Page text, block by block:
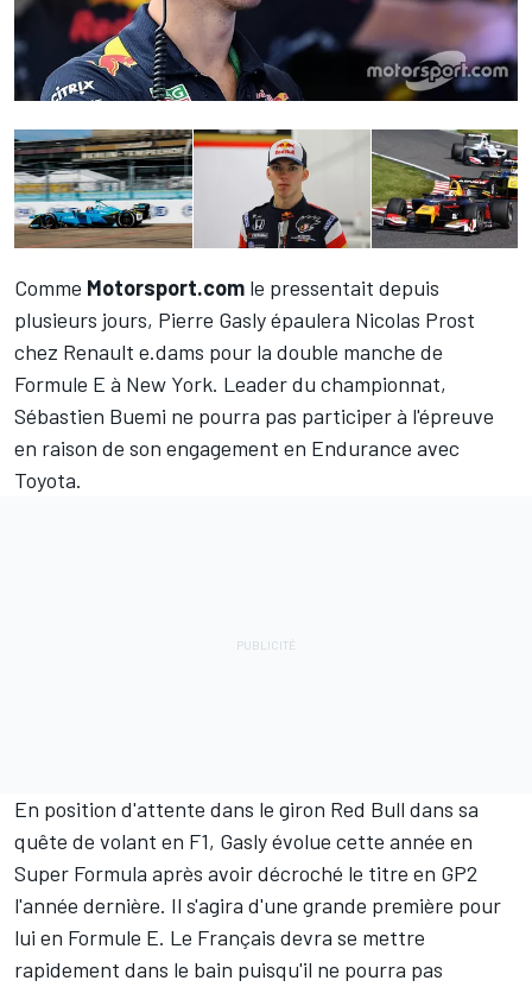
Comme Motorsport.com le pressentait depuis
plusieurs jours, Pierre Gaslyépaulera Nicolas Prost
chez Renault e.dams pour la double manche de
Formule E à New York. Leader du championnat,
Sébastien Buemi ne pourra pas participer à l'épreuve
en raison de son engagement en Endurance avec
Toyota.
En position d'attente dans le giron Red Bull dans sa
quête de volant en F1, Gasly évolue cette année en
Super Formula après avoir décroché le titre en GP2
l'année dernière. Il s'agira d'une grande première pour
lui en Formule E. Le Français devra se mettre
rapidement dans le bain puisqu'il ne pourra pas